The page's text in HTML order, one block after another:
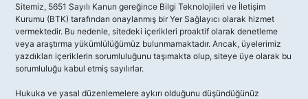
Sitemiz, 5651 Sayılı Kanun gereğince Bilgi Teknolojileri ve İletişim
Kurumu (BTK) tarafından onaylanmış bir Yer Sağlayıcı olarak hizmet
vermektedir. Bu nedenle, sitedeki içerikleri proaktif olarak denetleme
veya araştırma yükümlülüğümüz bulunmamaktadır. Ancak, üyelerimiz
yazdıkları içeriklerin sorumluluğunu taşımakta olup, siteye üye olarak bu
sorumluluğu kabul etmiş sayılırlar.
Hukuka ve yasal düzenlemelere aykırı olduğunu düşündüğünüz